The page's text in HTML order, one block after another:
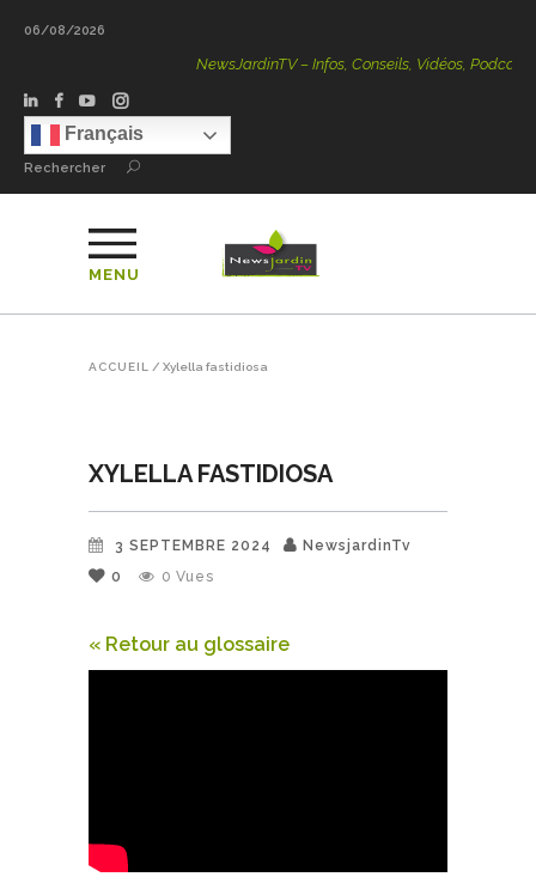
06/08/2026
NewsJardinTV – Infos, Conseils, Vidéos, Podcasts –
Français
Rechercher
MENU
ACCUEIL / Xylella fastidiosa
XYLELLA FASTIDIOSA
3 SEPTEMBRE 2024
NewsjardinTv
0
0 Vues
« Retour au glossaire